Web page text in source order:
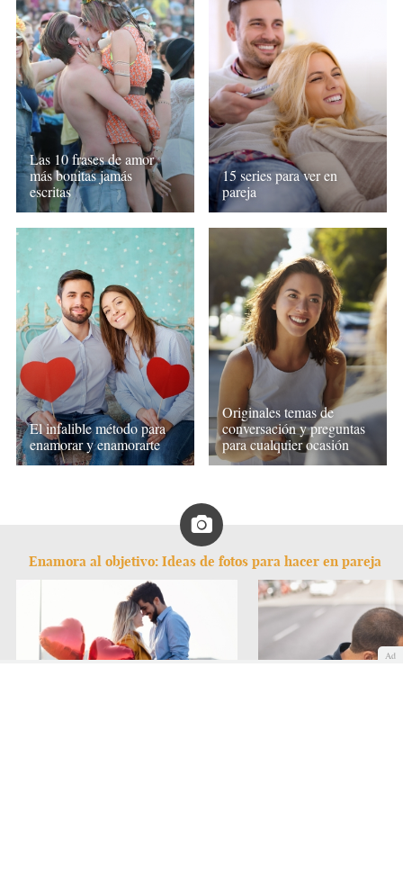
Las 10 frases de amor
más bonitas jamás
escritas
15 series para ver en
pareja
El infalible método para
enamorar y enamorarte
Originales temas de
conversación y preguntas
para cualquier ocasión
Enamora al objetivo: Ideas de fotos para hacer en pareja
Ad